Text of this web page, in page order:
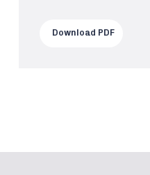
Download PDF